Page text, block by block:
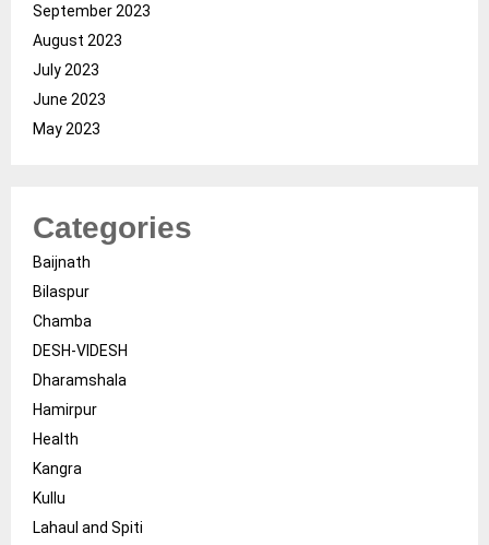
September 2023
August 2023
July 2023
June 2023
May 2023
Categories
Baijnath
Bilaspur
Chamba
DESH-VIDESH
Dharamshala
Hamirpur
Health
Kangra
Kullu
Lahaul and Spiti